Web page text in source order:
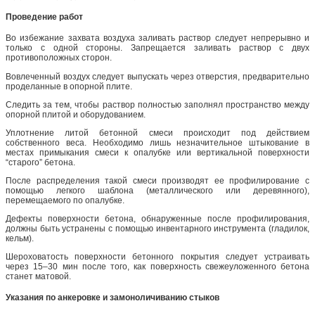
Проведение работ
Во избежание захвата воздуха заливать раствор следует непрерывно и
только с одной стороны. Запрещается заливать раствор с двух
противоположных сторон.
Вовлеченный воздух следует выпускать через отверстия, предварительно
проделанные в опорной плите.
Следить за тем, чтобы раствор полностью заполнял пространство между
опорной плитой и оборудованием.
Уплотнение литой бетонной смеси происходит под действием
собственного веса. Необходимо лишь незначительное штыкование в
местах примыкания смеси к опалубке или вертикальной поверхности
“старого” бетона.
После распределения такой смеси производят ее профилирование с
помощью легкого шаблона (металлического или деревянного),
перемещаемого по опалубке.
Дефекты поверхности бетона, обнаруженные после профилирования,
должны быть устранены с помощью инвентарного инструмента (гладилок,
кельм).
Шероховатость поверхности бетонного покрытия следует устраивать
через 15–30 мин после того, как поверхность свежеуложенного бетона
станет матовой.
Указания по анкеровке и замоноличиванию стыков